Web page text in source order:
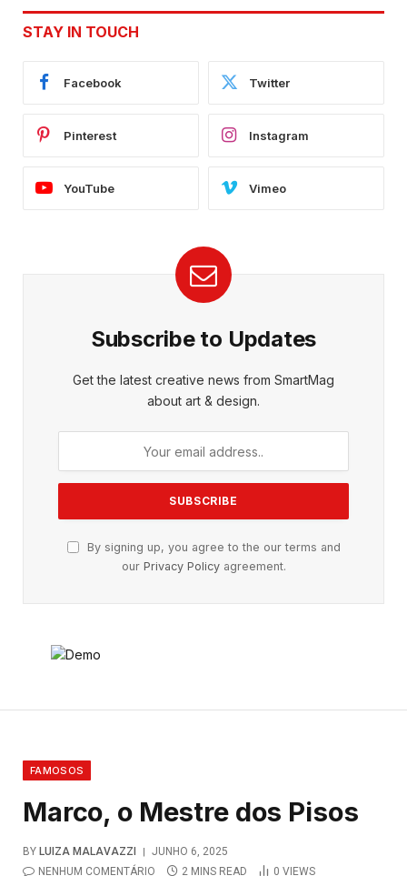
STAY IN TOUCH
Facebook Twitter
Pinterest Instagram
YouTube Vimeo
Subscribe to Updates
Get the latest creative news from SmartMag
about art & design.
By signing up, you agree to the our terms and
our Privacy Policyagreement.
FAMOSOS
Marco, o Mestre dos Pisos
BY LUIZA MALAVAZZI
JUNHO 6, 2025
NENHUM COMENTÁRIO
2 MINS READ 0 VIEWS